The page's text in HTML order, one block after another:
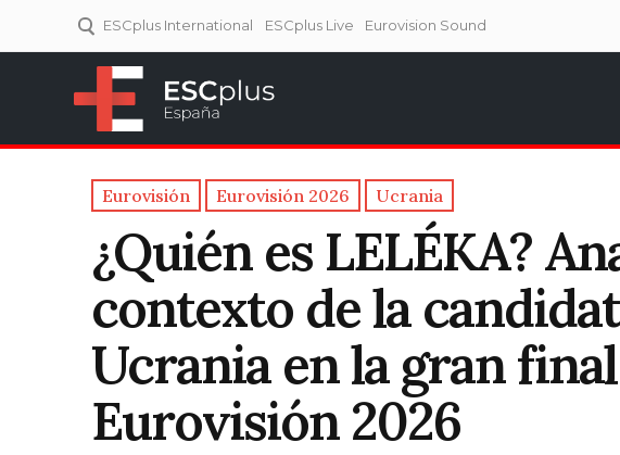
ESCplus International ESCplus Live Eurovision Sound
Eurovisión Eurovisión 2026 Ucrania
¿Quién es LELÉKA?
contexto de la
Ucrania en la gran
Eurovisión 2026